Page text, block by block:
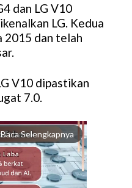
dan LG V10
LG. Kedua
2015 dan telah
V10 dipastikan
7.0.
Baca Selengkapnya